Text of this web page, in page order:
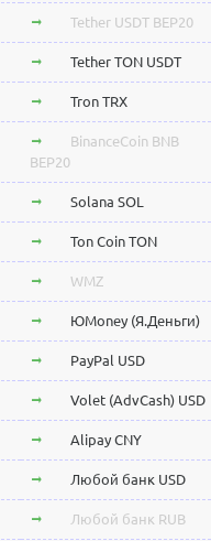
Tether USDT BEP20
Tether TON USDT
Tron TRX
BinanceCoin BNB
BEP20
Solana SOL
Ton Coin TON
WMZ
ЮMoney (Я.Деньги)
PayPal USD
Volet (AdvCash) USD
Alipay CNY
Любой банк USD
Любой банк RUB